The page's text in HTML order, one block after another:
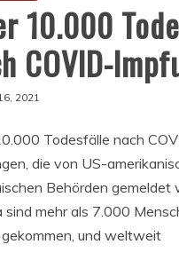
10.000
COVID-
2021
Todesfälle nach
die von US-
Behörden gemeldet
sind mehr als 7.000
und weltweit